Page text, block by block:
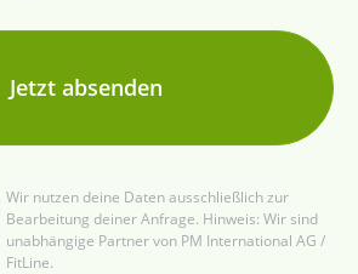
Wir nutzen deine Daten ausschließlich zur
Bearbeitung deiner Anfrage. Hinweis: Wir sind
unabhängige Partner von PM International AG /
FitLine.